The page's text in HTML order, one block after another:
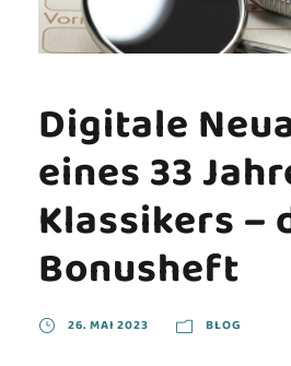
Digitale
eines 33
Klassikers –
Bonusheft
26. MAI 2023 BLOG